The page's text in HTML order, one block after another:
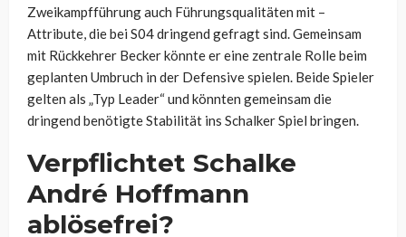
Zweikampfführung auch Führungsqualitäten mit –
Attribute, die bei S04 dringend gefragt sind. Gemeinsam
mit Rückkehrer Becker könnte er eine zentrale Rolle beim
geplanten Umbruch in der Defensive spielen. Beide Spieler
gelten als „Typ Leader“ und könnten gemeinsam die
dringend benötigte Stabilität ins Schalker Spiel bringen.
Verpflichtet Schalke
André Hoffmann
ablösefrei?